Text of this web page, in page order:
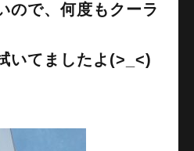
ので、何度もクーラ
いてましたよ(>_<)